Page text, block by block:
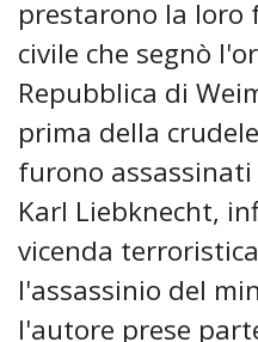
prestarono la loro
civile che segnò
Repubblica di
prima della
furono assassinati
Karl Liebknecht,
vicenda
l'assassinio del
l'autore prese